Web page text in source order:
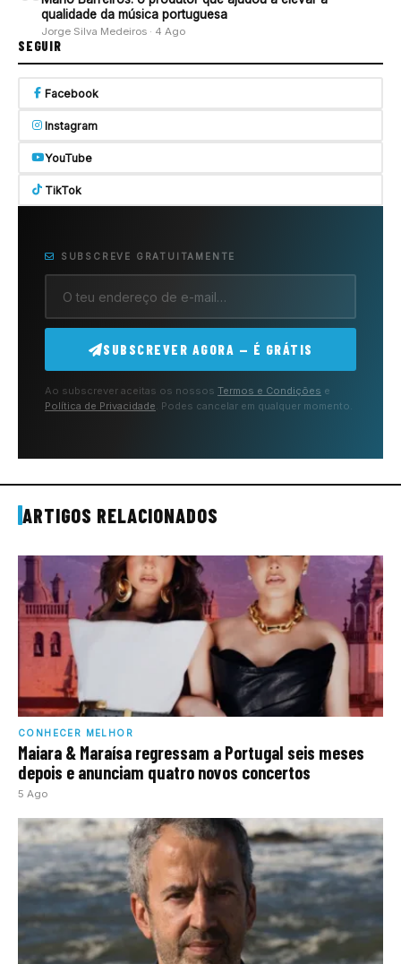
qualidade da música portuguesa
Jorge Silva Medeiros · 4 Ago
SEGUIR
Facebook
Instagram
YouTube
TikTok
SUBSCREVE GRATUITAMENTE
SUBSCREVER AGORA — É GRÁTIS
Ao subscrever aceitas os nossos Termos e Condições e
Política de Privacidade. Podes cancelar em qualquer momento.
ARTIGOS RELACIONADOS
CONHECER MELHOR
Maiara & Maraísa regressam a Portugal seis meses
depois e anunciam quatro novos concertos
5 Ago